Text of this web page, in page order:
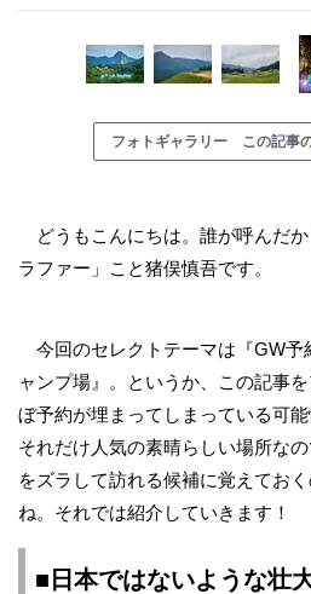
フォトギャラリー この記事
どうもこんにちは。誰が呼んだ
ラファー」こと猪俣慎吾です。
今回のセレクトテーマは『GW予
ャンプ場』。というか、この記事
ぼ予約が埋まってしまっている可
それだけ人気の素晴らしい場所な
をズラして訪れる候補に覚えてお
ね。それでは紹介していきます！
■日本ではないような壮